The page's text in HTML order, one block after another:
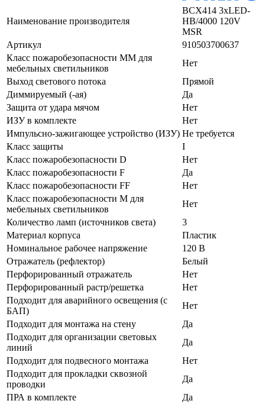
Наименование производителя
BCX414 3xLED-
HB/4000 120V
MSR
Артикул
910503700637
Класс пожаробезопасности ММ для
мебельных светильников
Нет
Выход светового потока
Прямой
Диммируемый (-ая)
Да
Защита от удара мячом
Нет
ИЗУ в комплекте
Нет
Импульсно-зажигающее устройство (ИЗУ) Не требуется
Класс защиты
I
Класс пожаробезопасности D
Нет
Класс пожаробезопасности F
Да
Класс пожаробезопасности FF
Нет
Класс пожаробезопасности М для
мебельных светильников
Нет
Количество ламп (источников света)
3
Материал корпуса
Пластик
Номинальное рабочее напряжение
120 В
Отражатель (рефлектор)
Белый
Перфорированный отражатель
Нет
Перфорированный растр/решетка
Нет
Подходит для аварийного освещения (с
БАП)
Нет
Подходит для монтажа на стену
Да
Подходит для организации световых
линий
Да
Подходит для подвесного монтажа
Нет
Подходит для прокладки сквозной
проводки
Да
ПРА в комплекте
Да